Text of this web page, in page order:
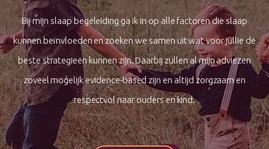
Bij mijn slaap begeleiding ga ik in op alle factoren die slaap
kunnen beïnvloeden en zoeken we samen uit wat voor jullie de
beste strategieën kunnen zijn. Daarbij zullen al mijn adviezen
zoveel mogelijk evidence-based zijn en altijd zorgzaam en
respectvol naar ouders en kind.